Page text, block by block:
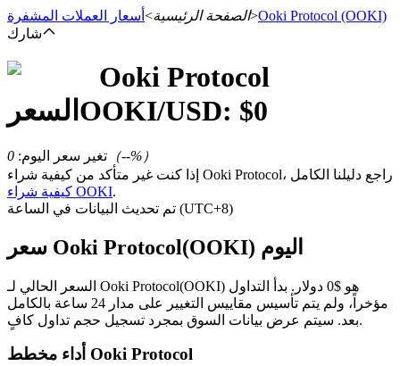
العقود الآجلة باستخدام USDT كضمان
الصفحة الرئيسية> أسعار العملات المشفرة >Ooki Protocol (OOKI)
شارك
Ooki Protocol
السعر OOKI/USD: $0
تغير سعر اليوم:
0 （--%）
إذا كنت غير متأكد من كيفية شراء Ooki Protocol، راجع دليلنا الكامل
كيفية شراء OOKI.
تم تحديث البيانات في الساعة (UTC+8)
سعر Ooki Protocol(OOKI) اليوم
السعر الحالي لـ Ooki Protocol(OOKI) هو $0 دولار. بدأ التداول
مؤخراً، ولم يتم تأسيس مقاييس التغيير على مدار 24 ساعة بالكامل
بعد. سيتم عرض بيانات السوق بمجرد تسجيل حجم تداول كافٍ.
أداء مخطط Ooki Protocol